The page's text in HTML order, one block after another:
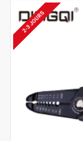
2-3 JOURS